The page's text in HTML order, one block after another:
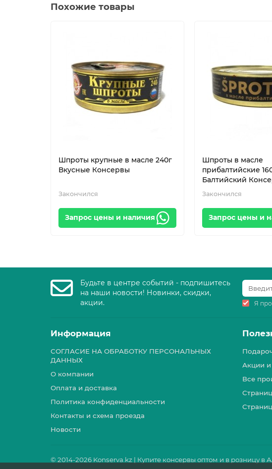
Похожие товары
Шпроты крупные в масле 240г
Вкусные Консервы
Закончился
Запрос цены и наличия
Шпроты в масле
прибалтийские
Балтийский
Закончился
Запрос цены и
Будьте в центре событий - подпишитесь
на наши новости! Новинки, скидки,
акции.
Я
Информация
СОГЛАСИЕ НА ОБРАБОТКУ ПЕРСОНАЛЬНЫХ
ДАННЫХ
О компании
Оплата и доставка
Политика конфиденциальности
Контакты и схема проезда
Новости
Акции
Все
© 2014-2026 Konserva.kz | Купите консервы оптом и в розницу в